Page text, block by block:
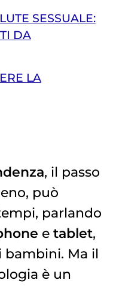
SESSUALE:
DA
LA
, il passo
può
parlando
e tablet,
bambini. Ma il
è un